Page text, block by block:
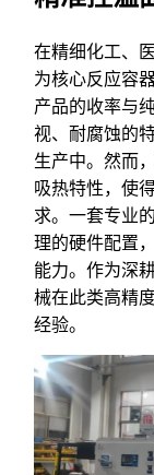
在精细化工、
为核心反应容
产品的收率与
视、耐腐蚀的
生产中。然而
吸热特性，使
求。一套专业
理的硬件配置
能力。作为深
械在此类高精
经验。